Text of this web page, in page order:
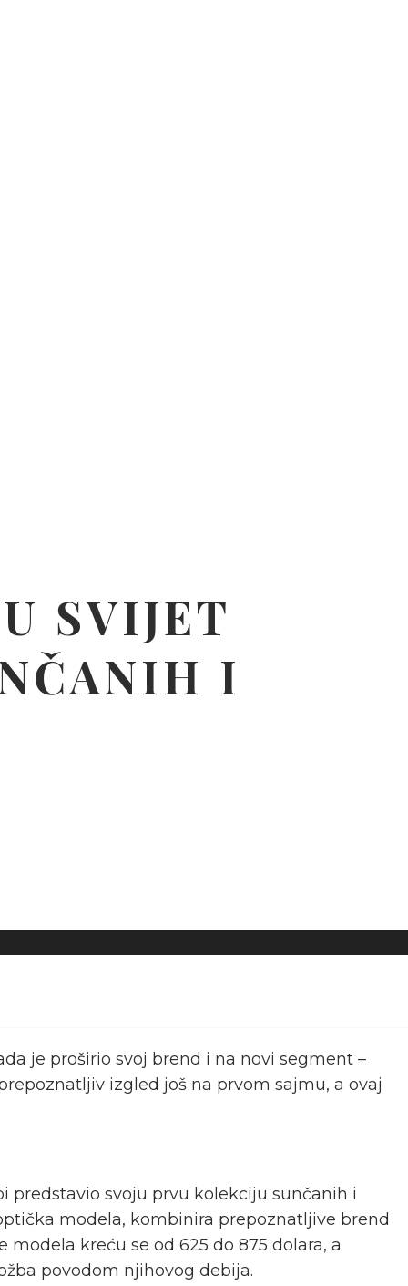
SVIJET
I
je proširio svoj brend i na novi segment –
izgled još na prvom sajmu, a ovaj
predstavio svoju prvu kolekciju sunčanih i
modela, kombinira prepoznatljive brend
kreću se od 625 do 875 dolara, a
povodom njihovog debija.